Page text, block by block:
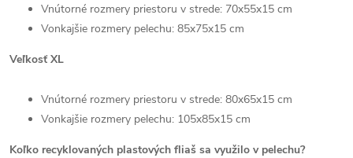
Vnútorné rozmery priestoru v strede: 70x55x15 cm
Vonkajšie rozmery pelechu: 85x75x15 cm
Veľkosť XL
Vnútorné rozmery priestoru v strede: 80x65x15 cm
Vonkajšie rozmery pelechu: 105x85x15 cm
Koľko recyklovaných plastových fliaš sa využilo v pelechu?